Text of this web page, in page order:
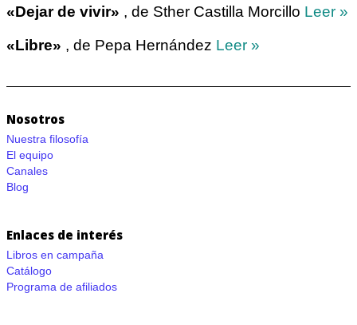
«Dejar de vivir» , de Sther Castilla Morcillo Leer »
«Libre» , de Pepa Hernández Leer »
Nosotros
Nuestra filosofía
El equipo
Canales
Blog
Enlaces de interés
Libros en campaña
Catálogo
Programa de afiliados